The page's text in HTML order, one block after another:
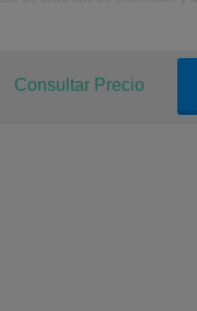
Consultar Precio